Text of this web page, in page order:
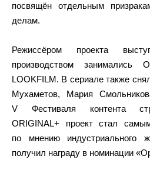
посвящён отдельным
делам.
Режиссёром проекта
производством
LOOKFILM. В сериале также
Мухаметов, Мария
V Фестиваля контента
ORIGINAL+ проект стал
по мнению
получил награду в номинации